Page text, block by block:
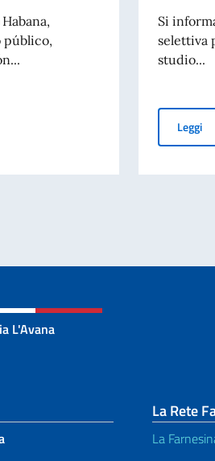
público,
destinada a la adquisición de
Si
selettiva
studio...
Leggi
L'Avana
La Rete
La